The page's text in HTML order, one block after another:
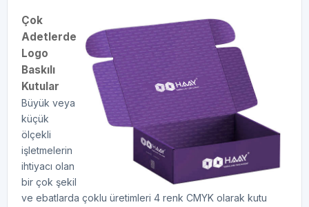
Çok
Adetlerde
Logo
Baskılı
Kutular
Büyük veya
küçük
ölçekli
işletmelerin
ihtiyacı olan
bir çok şekil
ve ebatlarda çoklu üretimleri 4 renk CMYK olarak kutu